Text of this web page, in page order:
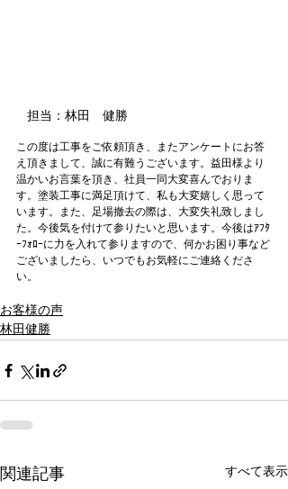
担当：林田　健勝
この度は工事をご依頼頂き、またアンケートにお答
え頂きまして、誠に有難うございます。益田様より
温かいお言葉を頂き、社員一同大変喜んでおりま
す。塗装工事に満足頂けて、私も大変嬉しく思って
います。また、足場撤去の際は、大変失礼致しまし
た。今後気を付けて参りたいと思います。今後はｱﾌﾀ
ｰﾌｫﾛｰに力を入れて参りますので、何かお困り事など
ございましたら、いつでもお気軽にご連絡くださ
い。
お客様の声
林田健勝
関連記事 すべて表示